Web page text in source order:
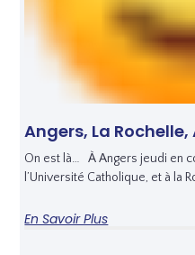
Angers, La Rochelle,
On est là… À Angers jeudi en
l’Université Catholique, et à la
En Savoir Plus